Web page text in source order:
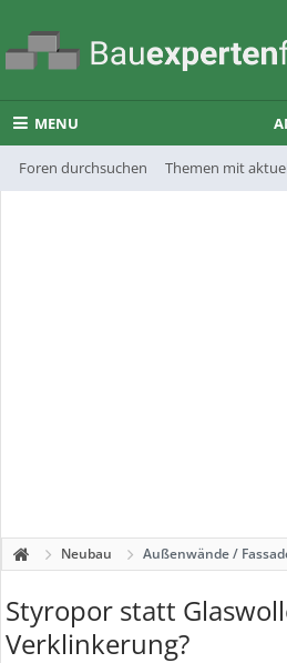
MENU
Foren durchsuchen Themen mit
Neubau Außenwände /
Styropor statt
Verklinkerung?